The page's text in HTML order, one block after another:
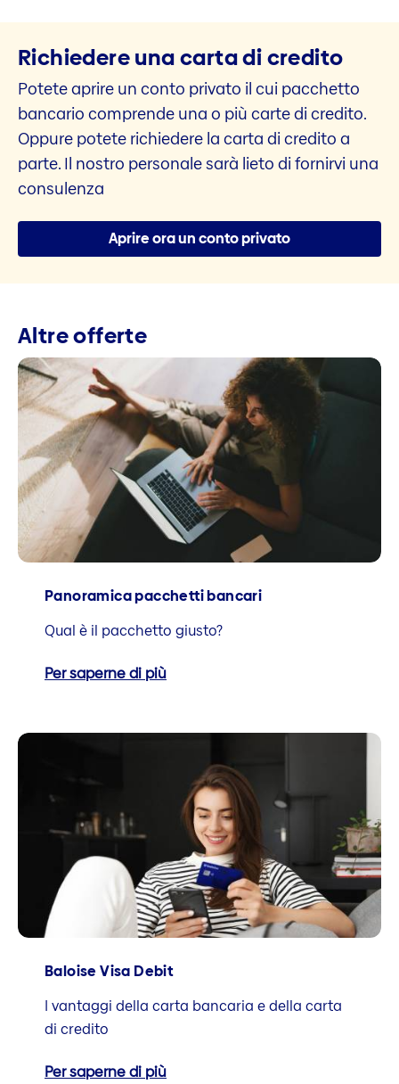
Richiedere una carta di credito
Potete aprire un conto privato il cui pacchetto
bancario comprende una o più carte di credito.
Oppure potete richiedere la carta di credito a
parte. Il nostro personale sarà lieto di fornirvi una
consulenza
Aprire ora un conto privato
Altre offerte
Panoramica pacchetti bancari
Qual è il pacchetto giusto?
Per saperne di più
Baloise Visa Debit
I vantaggi della carta bancaria e della carta
di credito
Per saperne di più